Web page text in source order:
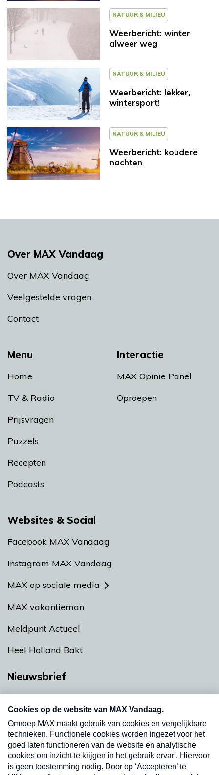
NATUUR & MILIEU
Weerbericht: winter
alweer weg
NATUUR & MILIEU
Weerbericht: lekker,
wintersport!
NATUUR & MILIEU
Weerbericht: koudere
nachten
Menu
Home
TV & Radio
Prijsvragen
Puzzels
Recepten
Podcasts
Interactie
MAX Opinie Panel
Oproepen
Over MAX Vandaag
Over MAX Vandaag
Veelgestelde vragen
Contact
Websites & Social
Facebook MAX Vandaag
Instagram MAX Vandaag
MAX op sociale media
MAX vakantieman
Meldpunt Actueel
Heel Holland Bakt
Nieuwsbrief
nieuwsbrief. Elke vrijdag- en dinsdagochtend in
uw mailbox.
Verzend